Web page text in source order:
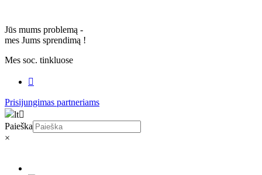
Jūs mums problemą -
mes Jums sprendimą !
Mes soc. tinkluose
Prisijungimas partneriams
lt
Paieška
×